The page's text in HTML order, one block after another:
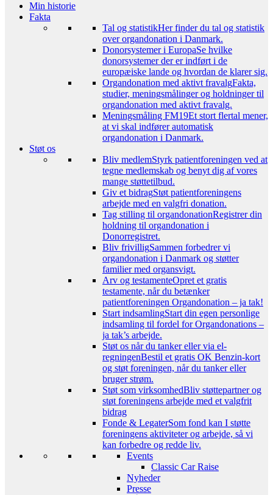
Min historie
Fakta
Tal og statistikHer finder du tal og statistik
over organdonation i Danmark.
Donorsystemer i EuropaSe hvilke
donorsystemer der er indført i de
europæiske lande og hvordan de klarer sig.
Organdonation med aktivt fravalgFakta,
studier, meningsmålinger og holdninger til
organdonation med aktivt fravalg.
Meningsmåling FM19Et stort flertal mener,
at vi skal indfører automatisk
organdonation i Danmark.
Støt os
Bliv medlemStyrk patientforeningen ved at
tegne medlemskab og benyt dig af vores
mange støttetilbud.
Giv et bidragStøt patientforeningens
arbejde med en valgfri donation.
Tag stilling til organdonationRegistrer din
holdning til organdonation i
Donorregistret.
Bliv frivilligSammen forbedrer vi
organdonation i Danmark og støtter
familier med organsvigt.
Arv og testamenteOpret et gratis
testamente, når du betænker
patientforeningen Organdonation – ja tak!
Start indsamlingStart din egen personlige
indsamling til fordel for Organdonations –
ja tak’s arbejde.
Støt os når du tanker eller via el-
regningenBestil et gratis OK Benzin-kort
og støt foreningen, når du tanker eller
bruger strøm.
Støt som virksomhedBliv støttepartner og
støt foreningens arbejde med et valgfrit
bidrag
Fonde & LegaterSom fond kan I støtte
foreningens aktiviteter og arbejde, så vi
kan forbedre og redde liv.
Events
Classic Car Raise
Nyheder
Presse